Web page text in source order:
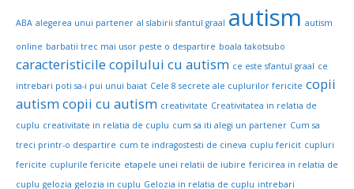
ABA alegerea unui partener al slabirii sfantul graal autism autism
online barbatii trec mai usor peste o despartire boala takotsubo
caracteristicile copilului cu autism ce este sfantul graal ce
intrebari poti sa-i pui unui baiat Cele 8 secrete ale cuplurilor fericite copii
autismcopii cu autism creativitate Creativitatea in relatia de
cuplu creativitate in relatia de cuplu cum sa iti alegi un partener Cum sa
treci printr-o despartire cum te indragostesti de cineva cuplu fericit cupluri
fericite cuplurile fericite etapele unei relatii de iubire fericirea in relatia de
cuplu gelozia gelozia in cuplu Gelozia in relatia de cuplu intrebari